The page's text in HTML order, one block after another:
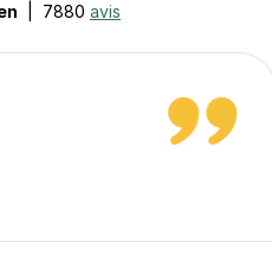
7880 avis